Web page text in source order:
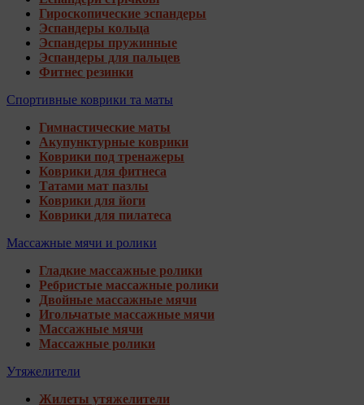
Гироскопические эспандеры
Эспандеры кольца
Эспандеры пружинные
Эспандеры для пальцев
Фитнес резинки
Спортивные коврики та маты
Гимнастические маты
Акупунктурные коврики
Коврики под тренажеры
Коврики для фитнеса
Татами мат пазлы
Коврики для йоги
Коврики для пилатеса
Массажные мячи и ролики
Гладкие массажные ролики
Ребристые массажные ролики
Двойные массажные мячи
Игольчатые массажные мячи
Массажные мячи
Массажные ролики
Утяжелители
Жилеты утяжелители